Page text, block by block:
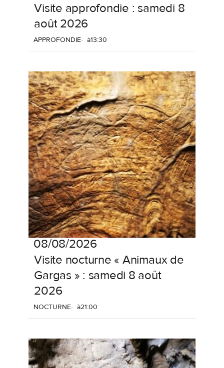
Visite approfondie : samedi 8
août 2026
APPROFONDIE à13:30
08/08/2026
Visite nocturne « Animaux de
Gargas » : samedi 8 août
2026
NOCTURNE à21:00